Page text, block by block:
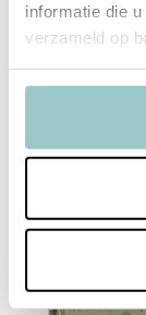
informatie die
verzameld op
Toon meer
Bekijk ook deze